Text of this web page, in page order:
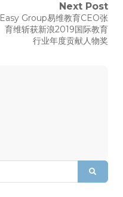
Next Post
Next
post:
Easy Group易维教育CEO张
育维斩获新浪2019国际教育
行业年度贡献人物奖